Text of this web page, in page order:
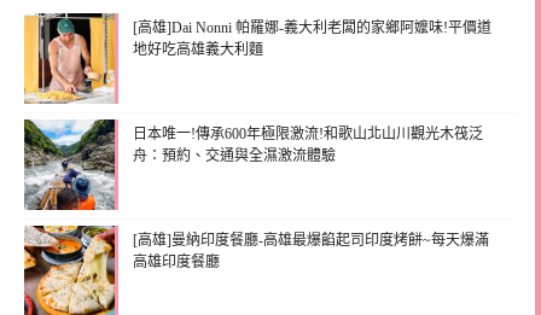
[高雄]Dai Nonni 帕羅娜-義大利老闆的家鄉阿嬤味!平價道
地好吃高雄義大利麵
日本唯一!傳承600年極限激流!和歌山北山川觀光木筏泛
舟：預約、交通與全濕激流體驗
[高雄]曼納印度餐廳-高雄最爆餡起司印度烤餅~每天爆滿
高雄印度餐廳